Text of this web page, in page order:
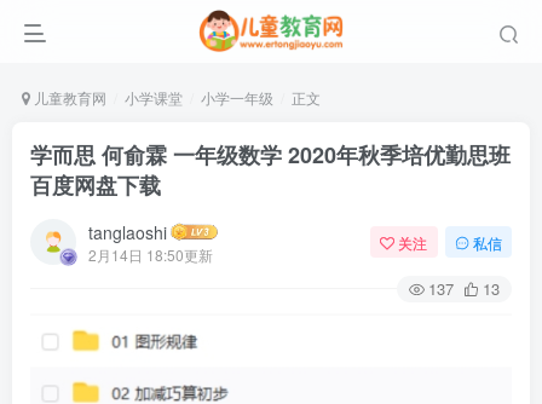
儿童教育网 小学课堂 小学一年级 正文
学而思 何俞霖 一年级数学 2020年秋季培优勤思班
百度网盘下载
tanglaoshi
2月14日 18:50更新
关注 私信
137 13